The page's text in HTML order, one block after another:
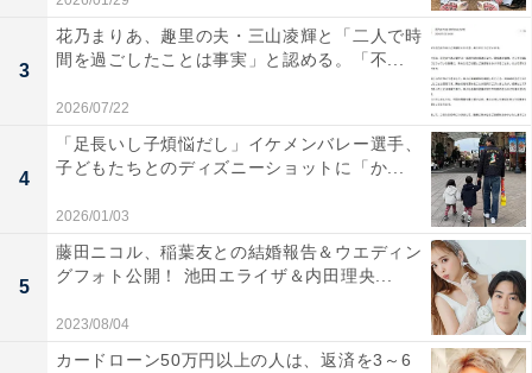
3
花乃まりあ、趣里の夫・三山凌輝と「二人で時
間を過ごしたことは事実」と認める。「不...
2026/07/22
4
「足長いし子煩悩だし」イケメンバレー選手、
子どもたちとのディズニーショットに「か...
2026/01/03
5
藤田ニコル、稲葉友との結婚報告＆ウエディン
グフォト公開！ 池田エライザ＆内田理央...
2023/08/04
カードローン50万円以上の人は、返済を3～6